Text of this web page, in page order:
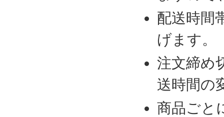
配送時間
げます。
注文締め
送時間の
商品ごと